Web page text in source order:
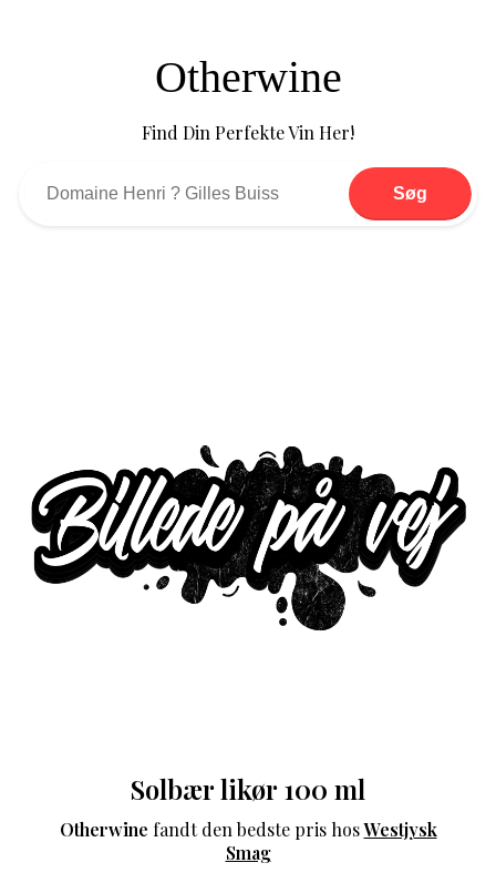
Otherwine
Find Din Perfekte Vin Her!
Søg
Solbær likør 100 ml
Otherwine fandt den bedste pris hosWestjysk
Smag